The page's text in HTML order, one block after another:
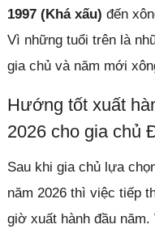
1997 (Khá xấu) đến
Vì những tuổi trên là
gia chủ và năm mới
Hướng tốt xuất
2026 cho gia chủ
Sau khi gia chủ lựa
năm 2026 thì việc tiếp
giờ xuất hành đầu